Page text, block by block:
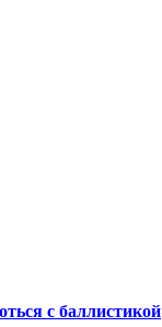
с баллистикой